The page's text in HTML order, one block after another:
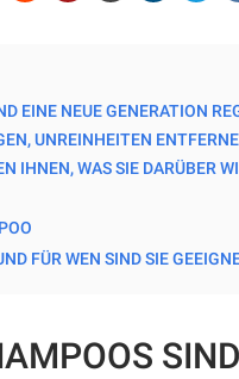
EINE NEUE GENERATION
UNREINHEITEN
IHNEN, WAS SIE DARÜBER
FÜR WEN SIND SIE